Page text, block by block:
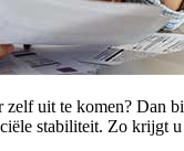
zelf uit te komen? Dan
stabiliteit. Zo krijgt